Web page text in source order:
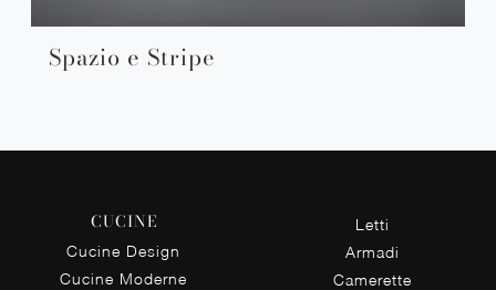
Spazio e Stripe
CUCINE
Cucine Design
Cucine Moderne
Letti
Armadi
Camerette